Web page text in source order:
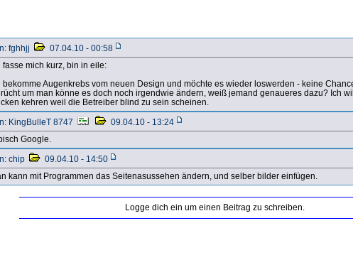
fghhjj
07.04.10 - 00:58
fasse mich kurz, bin in eile:
bekomme Augenkrebs vom neuen Design und möchte es wieder loswerden - keine
um man könne es doch noch irgendwie ändern, weiß jemand genaueres dazu? Ich
kehren weil die Betreiber blind zu sein scheinen.
KingBulleT 8747
09.04.10 - 13:24
Google.
chip
09.04.10 - 14:50
kann mit Programmen das Seitenasussehen ändern, und selber bilder einfügen.
Logge dich ein um einen Beitrag zu schreiben.